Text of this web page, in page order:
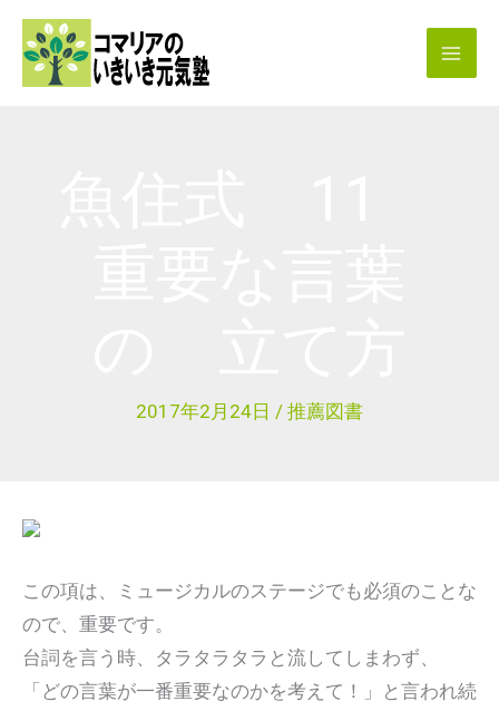
2017年2月24日 / 推薦図書
この項は、ミュージカルのステージでも必須のことな
ので、重要です。
台詞を言う時、タラタラタラと流してしまわず、
「どの言葉が一番重要なのかを考えて！」と言われ続